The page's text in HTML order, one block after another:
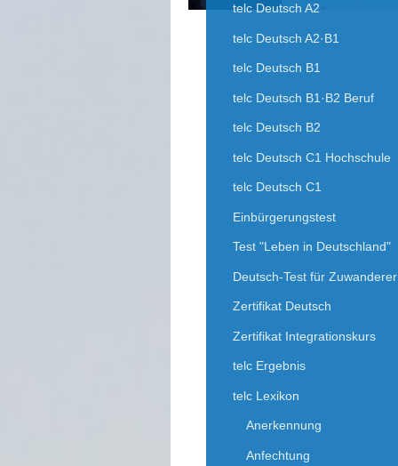
telc Deutsch A2
telc Deutsch A2·B1
telc Deutsch B1
telc Deutsch B1·B2 Beruf
telc Deutsch B2
telc Deutsch C1 Hochschule
telc Deutsch C1
Einbürgerungstest
Test "Leben in Deutschland"
Deutsch-Test für Zuwanderer
Zertifikat Deutsch
Zertifikat Integrationskurs
telc Ergebnis
telc Lexikon
Anerkennung
Anfechtung